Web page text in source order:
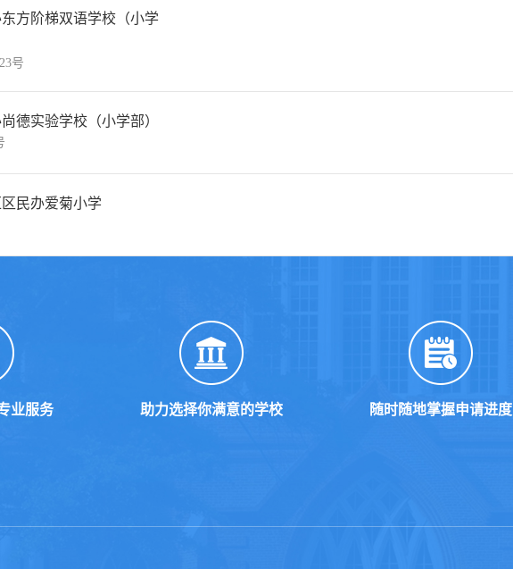
东方阶梯双语学校（小学
号
尚德实验学校（小学部）
区民办爱菊小学
业服务 助力选择你满意的学校 随时随地掌握申请进度